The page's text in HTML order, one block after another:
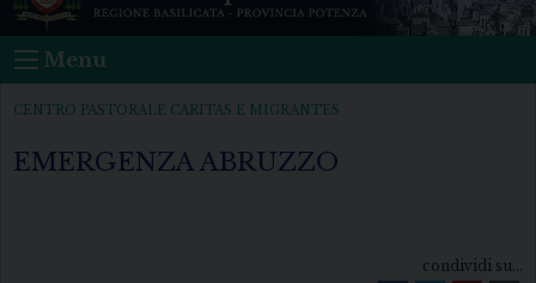
Menu
CENTRO PASTORALE CARITAS E MIGRANTES
EMERGENZA ABRUZZO
condividi su...